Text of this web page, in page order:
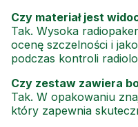
Czy materiał jest
Tak. Wysoka
ocenę szczelności i
podczas kontroli
Czy zestaw zawiera
Tak. W opakowaniu
który zapewnia